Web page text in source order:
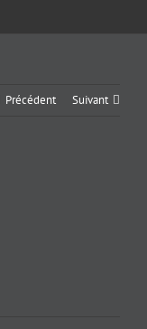
Précédent Suivant